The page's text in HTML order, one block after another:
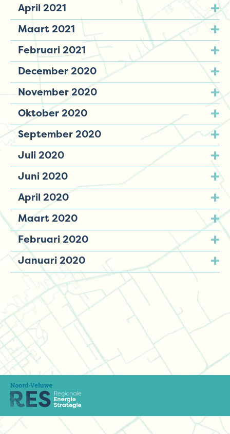
April 2021
Maart 2021
Februari 2021
December 2020
November 2020
Oktober 2020
September 2020
Juli 2020
Juni 2020
April 2020
Maart 2020
Februari 2020
Januari 2020